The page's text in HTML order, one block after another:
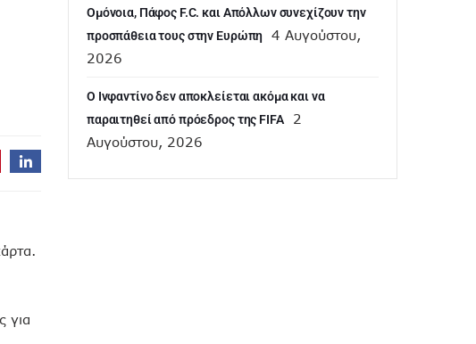
για
Ομόνοια, Πάφος F.C. και Απόλλων συνεχίζουν την
προσπάθεια τους στην Ευρώπη
4 Αυγούστου,
2026
Ο Ινφαντίνο δεν αποκλείεται ακόμα και να
παραιτηθεί από πρόεδρος της FIFA
2
Αυγούστου, 2026